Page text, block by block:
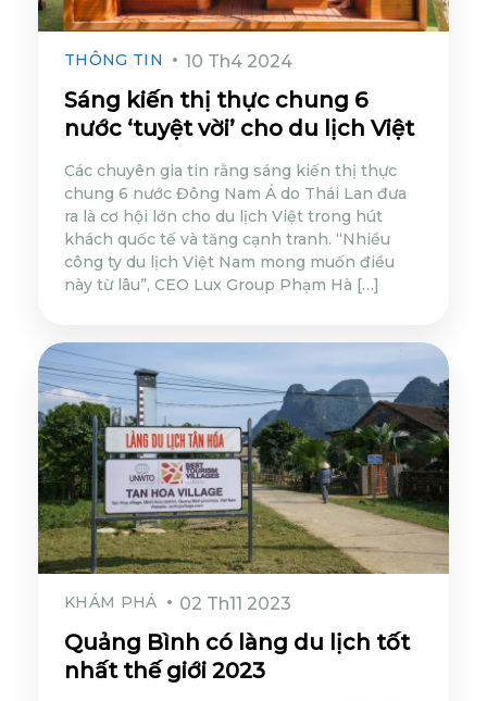
THÔNG TIN 10 Th4 2024
Sáng kiến thị thực chung 6
nước ‘tuyệt vời’ cho du lịch Việt
Các chuyên gia tin rằng sáng kiến thị thực
chung 6 nước Đông Nam Á do Thái Lan đưa
ra là cơ hội lớn cho du lịch Việt trong hút
khách quốc tế và tăng cạnh tranh. “Nhiều
công ty du lịch Việt Nam mong muốn điều
này từ lâu”, CEO Lux Group Phạm Hà […]
KHÁM PHÁ 02 Th11 2023
Quảng Bình có làng du lịch tốt
nhất thế giới 2023